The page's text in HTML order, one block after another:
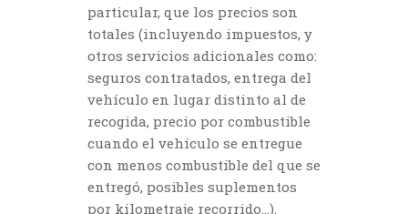
particular, que los precios son
totales (incluyendo impuestos, y
otros servicios adicionales como:
seguros contratados, entrega del
vehículo en lugar distinto al de
recogida, precio por combustible
cuando el vehículo se entregue
con menos combustible del que se
entregó, posibles suplementos
por kilometraje recorrido…).